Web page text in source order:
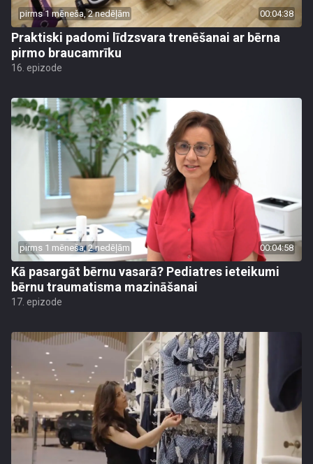
pirms 1 mēneša, 2 nedēļām 00:04:38
Praktiski padomi līdzsvara trenēšanai ar bērna
pirmo braucamrīku
16. epizode
pirms 1 mēneša, 2 nedēļām 00:04:58
Kā pasargāt bērnu vasarā? Pediatres ieteikumi
bērnu traumatisma mazināšanai
17. epizode